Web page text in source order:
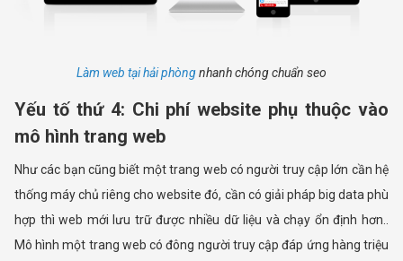
Làm web tại hải phòngnhanh chóng chuẩn seo
Yếu tố thứ 4: Chi phí website phụ thuộc vào
mô hình trang web
Như các bạn cũng biết một trang web có người truy cập lớn cần hệ
thống máy chủ riêng cho website đó, cần có giải pháp big data phù
hợp thì web mới lưu trữ được nhiều dữ liệu và chạy ổn định hơn..
Mô hình một trang web có đông người truy cập đáp ứng hàng triệu